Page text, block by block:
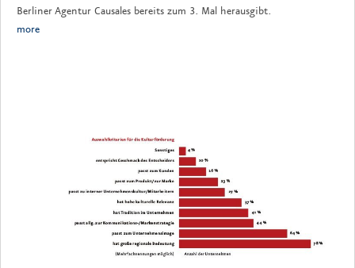
Berliner Agentur Causales bereits zum 3. Mal herausgibt.
more